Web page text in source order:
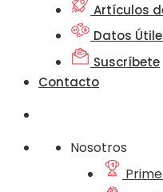
Artículos
Datos
Suscríbete
Contacto
Nosotros